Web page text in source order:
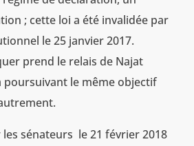
; cette loi a été invalidée par
le 25 janvier 2017.
prend le relais de Najat
poursuivant le même objectif
sénateurs le 21 février 2018